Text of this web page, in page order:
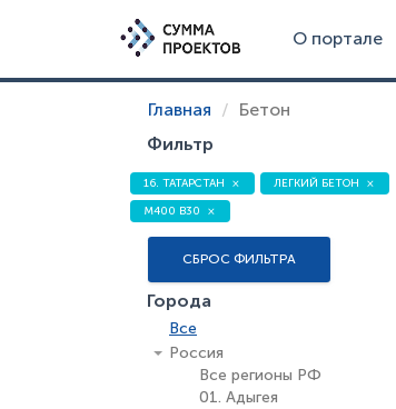
О портале
Главная Бетон
Фильтр
16. ТАТАРСТАН ЛЕГКИЙ БЕТОН
М400 В30
СБРОС ФИЛЬТРА
Города
Все
Россия
Все регионы РФ
01. Адыгея